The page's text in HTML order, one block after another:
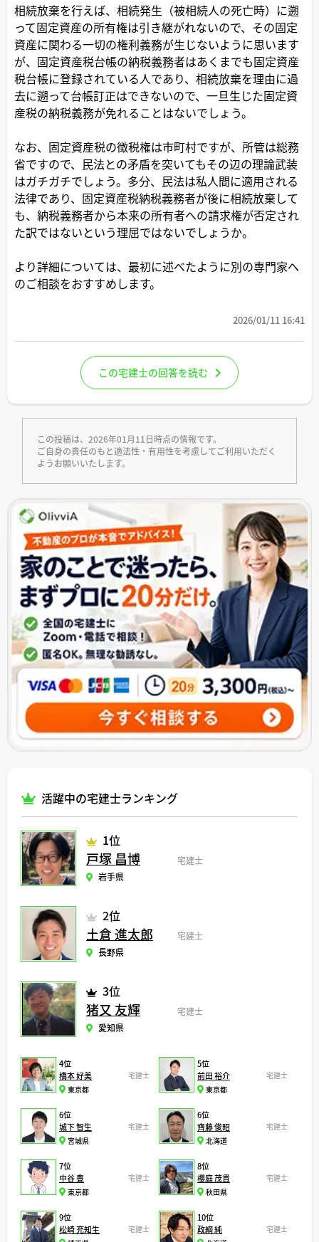
相続放棄を行えば、相続発生（被相続人の死亡時）に遡
って固定資産の所有権は引き継がれないので、その固定
資産に関わる一切の権利義務が生じないように思います
が、固定資産税台帳の納税義務者はあくまでも固定資産
税台帳に登録されている人であり、相続放棄を理由に過
去に遡って台帳訂正はできないので、一旦生じた固定資
産税の納税義務が免れることはないでしょう。
なお、固定資産税の徴税権は市町村ですが、所管は総務
省ですので、民法との矛盾を突いてもその辺の理論武装
はガチガチでしょう。多分、民法は私人間に適用される
法律であり、固定資産税納税義務者が後に相続放棄して
も、納税義務者から本来の所有者への請求権が否定され
た訳ではないという理屈ではないでしょうか。
より詳細については、最初に述べたように別の専門家へ
のご相談をおすすめします。
2026/01/11 16:41
この宅建士の回答を読む
この投稿は、2026年01月11日時点の情報です。
ご自身の責任のもと適法性・有用性を考慮してご利用いただく
ようお願いいたします。
活躍中の宅建士ランキング
1位
戸塚 昌博
宅建士
岩手県
2位
土倉 進太郎
宅建士
長野県
3位
猪又 友輝
宅建士
愛知県
4位
橋本 好美
宅建士
東京都
5位
前田 裕介
宅建士
東京都
6位
城下 智生
宅建士
宮城県
6位
齊藤 俊昭
宅建士
北海道
7位
中谷 豊
宅建士
東京都
8位
櫻庭 茂貴
宅建士
秋田県
9位
松崎 充知生
宅建士
10位
政綱 純
宅建士